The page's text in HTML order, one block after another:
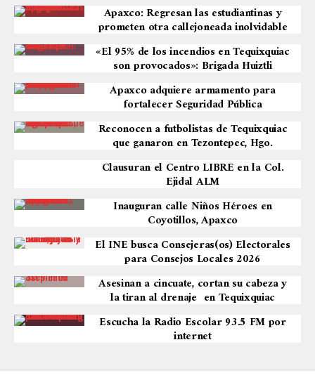
Apaxco: Regresan las estudiantinas y
prometen otra callejoneada inolvidable
«El 95% de los incendios en Tequixquiac
son provocados»: Brigada Huiztli
Apaxco adquiere armamento para
fortalecer Seguridad Pública
Reconocen a futbolistas de Tequixquiac
que ganaron en Tezontepec, Hgo.
Clausuran el Centro LIBRE en la Col.
Ejidal ALM
Inauguran calle Niños Héroes en
Coyotillos, Apaxco
El INE busca Consejeras(os) Electorales
para Consejos Locales 2026
Asesinan a cincuate, cortan su cabeza y
la tiran al drenaje en Tequixquiac
Escucha la Radio Escolar 93.5 FM por
internet